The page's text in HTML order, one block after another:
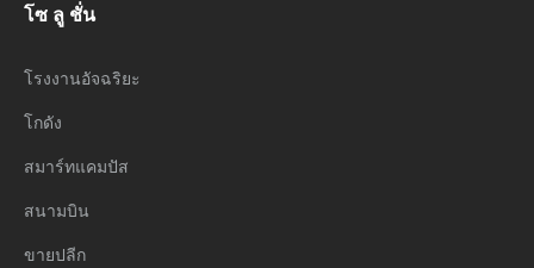
โซ ลู ชั่น
โรงงานอัจฉริยะ
โกดัง
สมาร์ทแคมปัส
สนามบิน
ขายปลีก